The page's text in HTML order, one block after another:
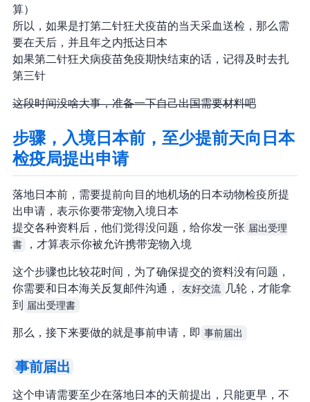
算）
所以，如果是打第二针狂犬疫苗的当天采血送检，那么需
要在 180 天后，并且 1 年之内抵达日本
如果第二针狂犬病疫苗免疫期快结束的话，记得及时去扎
第三针
这段时间没啥大事，准备一下自己出国需要材料吧
步骤5，入境日本前，至少提前 40 天向日本
检疫局提出申请
落地日本前，需要提前向目的地机场的日本动物检疫所提
出申请，表示你要带宠物入境日本
提交各种资料后，他们觉得没问题，给你发一张 届出受理
書
，才算表示你被允许携带宠物入境
这个步骤也比较花时间，为了确保提交的资料没有问题，
你需要和日本海关反复邮件沟通，
友好交流 几轮，才能拿
到
届出受理書
那么，接下来要做的就是事前申请，即 事前届出
事前届出
这个申请需要至少在落地日本的 40 天前提出，只能更早，不